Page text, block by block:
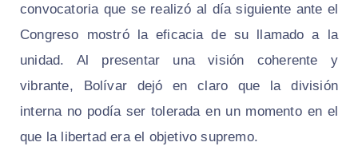
convocatoria que se realizó al día siguiente ante el
Congreso mostró la eficacia de su llamado a la
unidad. Al presentar una visión coherente y
vibrante, Bolívar dejó en claro que la división
interna no podía ser tolerada en un momento en el
que la libertad era el objetivo supremo.